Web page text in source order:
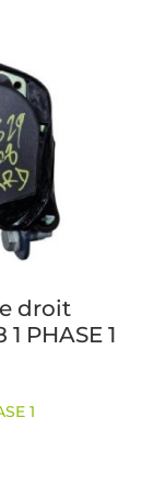
droit
PHASE 1
1